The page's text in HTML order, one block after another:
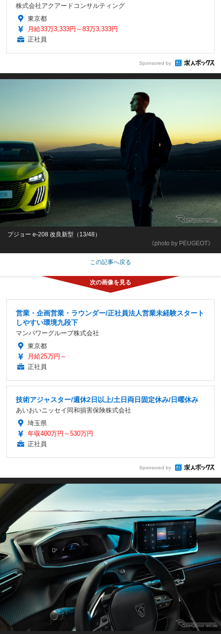
株式会社アクアードコンサルティング
東京都
月給33万3,333円～83万3,333円
正社員
Sponsored by
《photo by PEUGEOT》
プジョー e-208 改良新型（13/48）
この記事へ戻る
営業・企画営業・ラウンダー/正社員法人営業未経験スタート
しやすい環境九段下
マンパワーグループ株式会社
東京都
月給25万円～
正社員
技術アジャスター/週休2日以上/土日両日固定休み/日曜休み
あいおいニッセイ同和損害保険株式会社
埼玉県
年収400万円～530万円
正社員
Sponsored by